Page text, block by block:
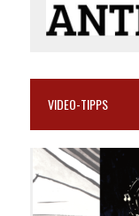
VIDEO-TIPPS